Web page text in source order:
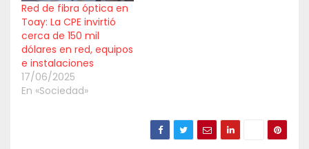
Red de fibra óptica en
Toay: La CPE invirtió
cerca de 150 mil
dólares en red, equipos
e instalaciones
17/06/2025
En «Sociedad»